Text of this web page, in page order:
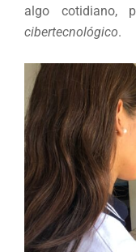
algo cotidiano,
cibertecnológico.